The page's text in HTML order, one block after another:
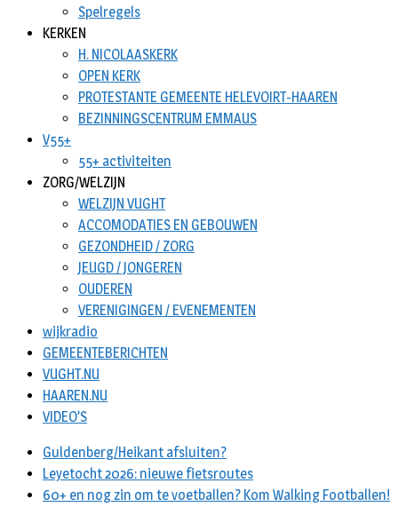
Spelregels
KERKEN
H. NICOLAASKERK
OPEN KERK
PROTESTANTE GEMEENTE HELEVOIRT-HAAREN
BEZINNINGSCENTRUM EMMAUS
V55+
55+ activiteiten
ZORG/WELZIJN
WELZIJN VUGHT
ACCOMODATIES EN GEBOUWEN
GEZONDHEID / ZORG
JEUGD / JONGEREN
OUDEREN
VERENIGINGEN / EVENEMENTEN
wijkradio
GEMEENTEBERICHTEN
VUGHT.NU
HAAREN.NU
VIDEO’S
Guldenberg/Heikant afsluiten?
Leyetocht 2026: nieuwe fietsroutes
60+ en nog zin om te voetballen? Kom Walking Footballen!